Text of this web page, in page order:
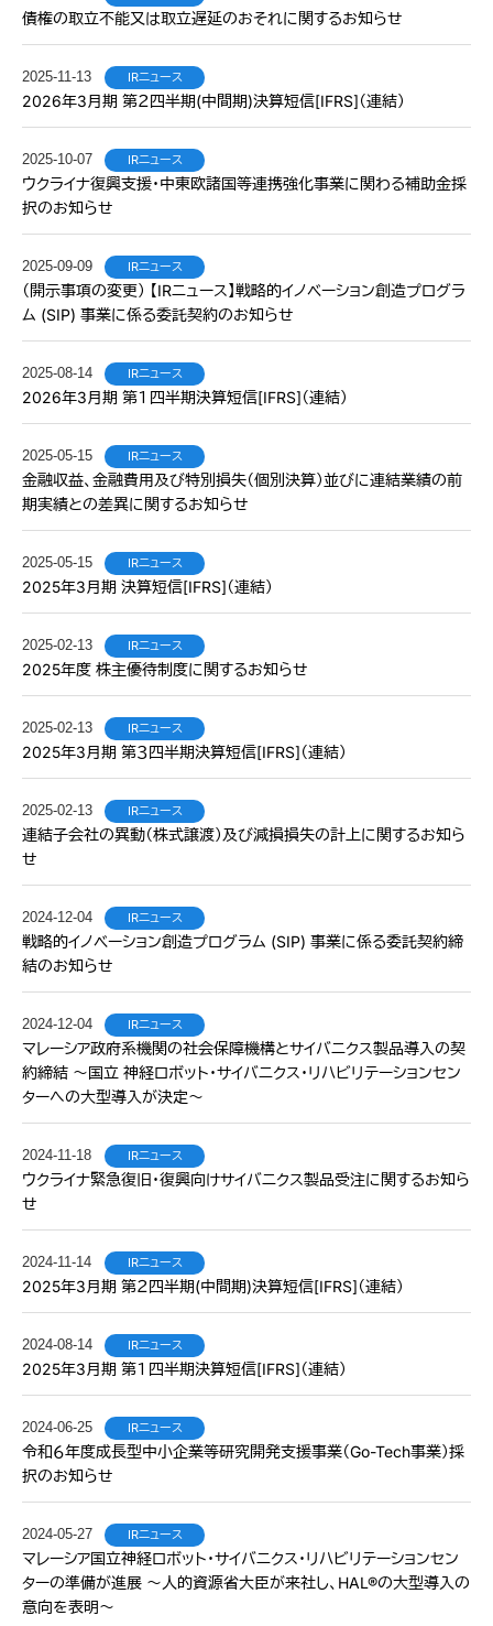
債権の取立不能又は取立遅延のおそれに関するお知らせ
2025-11-13 IRニュース
2026年3月期 第２四半期(中間期)決算短信[IFRS]（連結）
2025-10-07 IRニュース
ウクライナ復興支援・中東欧諸国等連携強化事業に関わる補助金採
択のお知らせ
2025-09-09 IRニュース
（開示事項の変更） 【IRニュース】戦略的イノベーション創造プログラ
ム (SIP) 事業に係る委託契約のお知らせ
2025-08-14 IRニュース
2026年3月期 第１四半期決算短信[IFRS]（連結）
2025-05-15 IRニュース
金融収益、金融費用及び特別損失（個別決算）並びに連結業績の前
期実績との差異に関するお知らせ
2025-05-15 IRニュース
2025年3月期 決算短信[IFRS]（連結）
2025-02-13 IRニュース
2025年度 株主優待制度に関するお知らせ
2025-02-13 IRニュース
2025年3月期 第３四半期決算短信[IFRS]（連結）
2025-02-13 IRニュース
連結子会社の異動（株式譲渡）及び減損損失の計上に関するお知ら
せ
2024-12-04 IRニュース
戦略的イノベーション創造プログラム (SIP) 事業に係る委託契約締
結のお知らせ
2024-12-04 IRニュース
マレーシア政府系機関の社会保障機構とサイバニクス製品導入の契
約締結 〜国立 神経ロボット・サイバニクス・リハビリテーションセン
ターへの大型導入が決定〜
2024-11-18 IRニュース
ウクライナ緊急復旧・復興向けサイバニクス製品受注に関するお知ら
せ
2024-11-14 IRニュース
2025年3月期 第２四半期(中間期)決算短信[IFRS]（連結）
2024-08-14 IRニュース
2025年3月期 第１四半期決算短信[IFRS]（連結）
2024-06-25 IRニュース
令和６年度成長型中小企業等研究開発支援事業（Go-Tech事業）採
択のお知らせ
2024-05-27 IRニュース
マレーシア国立神経ロボット・サイバニクス・リハビリテーションセン
ターの準備が進展 〜人的資源省大臣が来社し、HAL®の大型導入の
意向を表明〜